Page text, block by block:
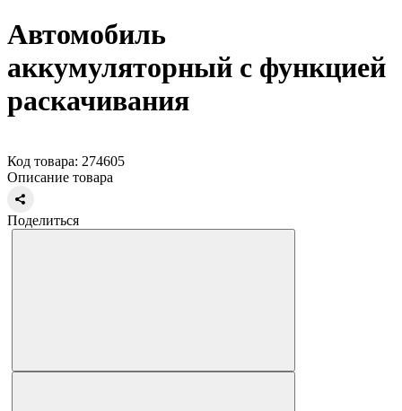
Автомобиль
аккумуляторный с функцией
раскачивания
Код товара: 274605
Описание товара
Поделиться